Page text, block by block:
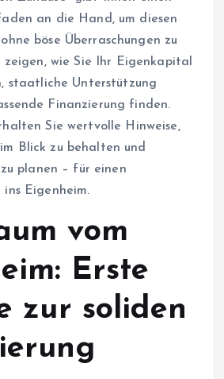
an die Hand, um diesen
böse Überraschungen zu
wie Sie Ihr Eigenkapital
staatliche Unterstützung
Finanzierung finden.
Sie wertvolle Hinweise,
Blick zu behalten und
planen – für einen
Eigenheim.
vom
Erste
zur soliden